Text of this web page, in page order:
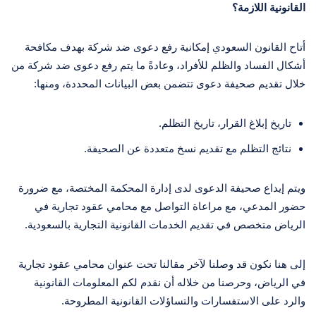
القانونية اللازمة؟
أتاح القانون السعودي إمكانية رفع دعوى ضد شركة بهدف مكافحة
أشكال الفساد والظلم للأفراد، وعادةً ما يتم رفع دعوى ضد شركة من
خلال تقديم صحيفة دعوى تتضمن بعض البيانات المحددة، ومنها:
تاريخ إبلاغ القرار، تاريخ التظلم.
نتائج التظلم مع تقديم نسخ متعددة عن الصحيفة.
ويتم إيداع صحيفة الدعوى لدى إدارة المحكمة المختصة، مع ضرورة
حضور المدعي، مع مراعاة التواصل مع محامي عقود تجارية في
الرياض متخصص في تقديم الخدمات القانونية التجارية بالسعودية.
إلى هنا نكون قد وصلنا لآخر مقالنا تحت عنوان محامي عقود تجارية
في الرياض، وحرصنا من خلاله أن نقدم لكم المعلومات القانونية
والرد على الاستفسارات والتساؤلات القانونية المطروحة.